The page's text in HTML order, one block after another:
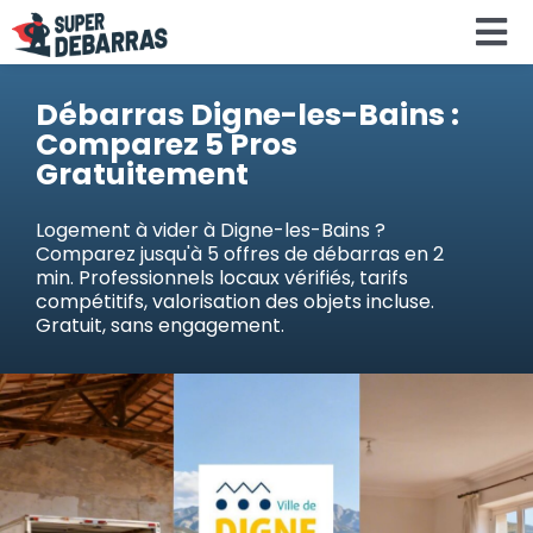
Skip
to
Accueil
Services
Search
Débarras Digne-les-Bains :
Comparez 5 Pros
Gratuitement
Logement à vider à Digne-les-Bains ?
Comparez jusqu'à 5 offres de débarras en 2
min. Professionnels locaux vérifiés, tarifs
compétitifs, valorisation des objets incluse.
Gratuit, sans engagement.